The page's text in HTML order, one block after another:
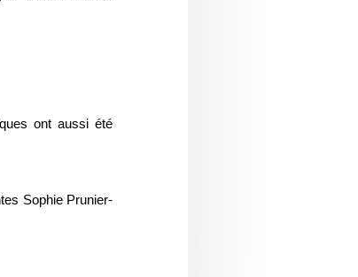
ont aussi été
Sophie Prunier-